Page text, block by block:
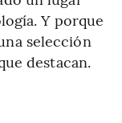
Y porque
selección
destacan.